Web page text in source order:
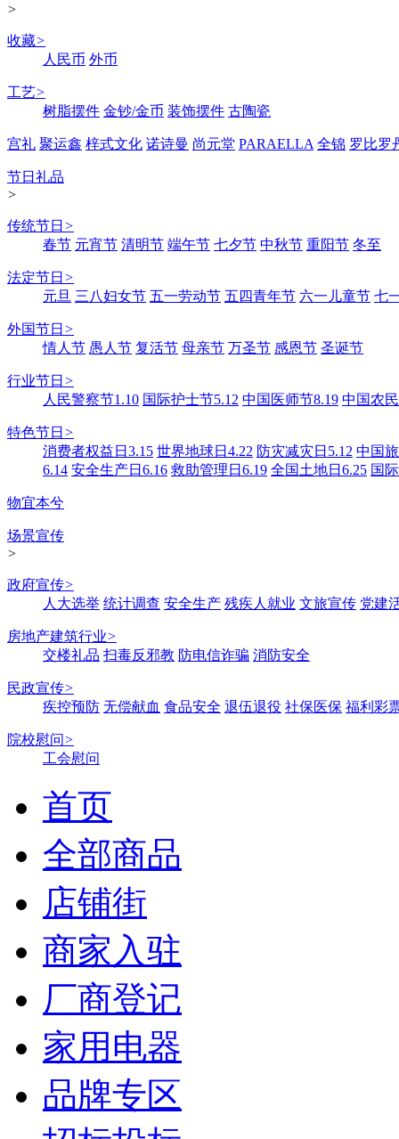
>
收藏>
人民币 外币
工艺>
树脂摆件 金钞/金币 装饰摆件 古陶瓷
宫礼 聚运鑫 梓式文化 诺诗曼 尚元堂 PARAELLA 全锦 罗比罗
节日礼品
>
传统节日 >
春节 元宵节 清明节 端午节 七夕节 中秋节 重阳节 冬至
法定节日 >
元旦 三八妇女节 五一劳动节 五四青年节 六一儿童节 七
外国节日 >
情人节 愚人节 复活节 母亲节 万圣节 感恩节 圣诞节
行业节日 >
人民警察节1.10 国际护士节5.12 中国医师节8.19 中国农
特色节日 >
消费者权益日3.15 世界地球日4.22 防灾减灾日5.12 中国
6.14 安全生产日6.16 救助管理日6.19 全国土地日6.25 国
物宜本兮
场景宣传
>
政府宣传>
人大选举 统计调查 安全生产 残疾人就业 文旅宣传 党建
房地产建筑行业>
交楼礼品 扫毒反邪教 防电信诈骗 消防安全
民政宣传>
疾控预防 无偿献血 食品安全 退伍退役 社保医保 福利彩
院校慰问>
工会慰问
首页
全部商品
店铺街
商家入驻
厂商登记
家用电器
品牌专区